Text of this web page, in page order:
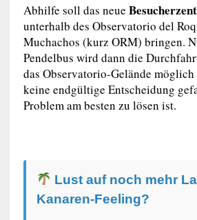
Abhilfe soll das neue
unterhalb des Observatorio del
Muchachos (kurz ORM) bringen.
Pendelbus wird dann die
das Observatorio-Gelände
keine endgültige Entscheidung
Problem am besten zu lösen ist.
Lust auf noch mehr
Kanaren-Feeling?